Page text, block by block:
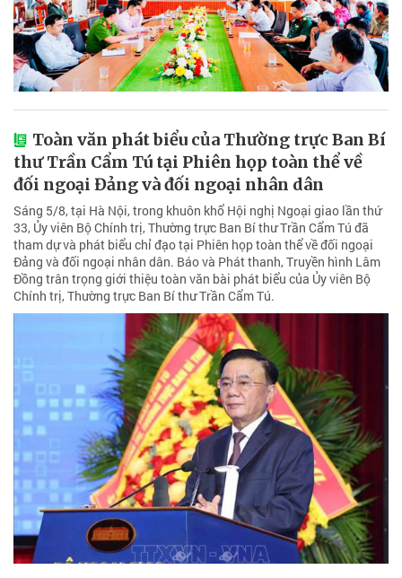
Toàn văn phát biểu của Thường trực Ban Bí
thư Trần Cẩm Tú tại Phiên họp toàn thể về
đối ngoại Đảng và đối ngoại nhân dân
Sáng 5/8, tại Hà Nội, trong khuôn khổ Hội nghị Ngoại giao lần thứ
33, Ủy viên Bộ Chính trị, Thường trực Ban Bí thư Trần Cẩm Tú đã
tham dự và phát biểu chỉ đạo tại Phiên họp toàn thể về đối ngoại
Đảng và đối ngoại nhân dân. Báo và Phát thanh, Truyền hình Lâm
Đồng trân trọng giới thiệu toàn văn bài phát biểu của Ủy viên Bộ
Chính trị, Thường trực Ban Bí thư Trần Cẩm Tú.